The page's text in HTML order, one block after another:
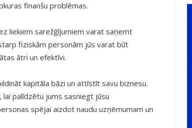
finanšu problēmas.
liekiem sarežģījumiem varat saņemt
fiziskām personām jūs varat būt
ātri un efektīvi.
kapitāla bāzi un attīstīt savu biznesu.
palīdzētu jums sasniegt jūsu
spējai aizdot naudu uzņēmumam un